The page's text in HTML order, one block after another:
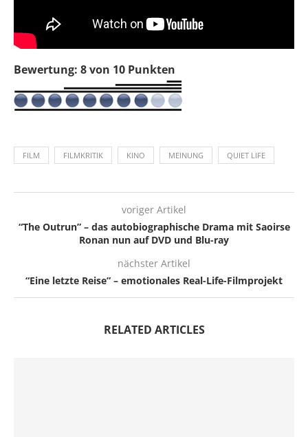
Bewertung: 8 von 10 Punkten
FILM FILMKRITIK KINO MEINUNG QUIET LIFE
voriger Artikel
“The Outrun” – das autobiographische Drama mit Saoirse
Ronan nun auf DVD und Blu-ray
nächster Artikel
“Eine letzte Reise” – emotionales Real-Life-Filmprojekt
RELATED ARTICLES